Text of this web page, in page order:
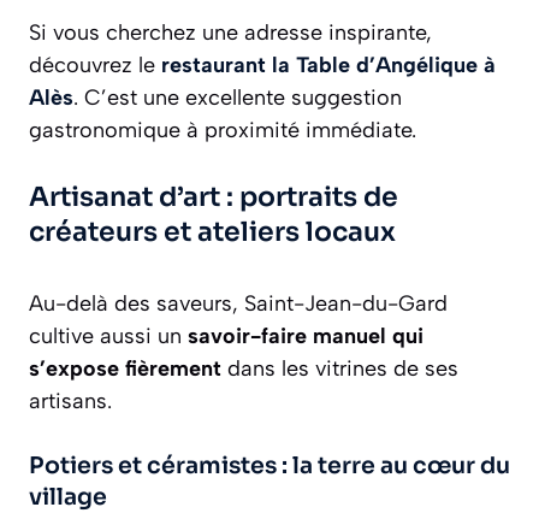
Si vous cherchez une adresse inspirante,
découvrez le restaurant la Table d’Angélique à
Alès. C’est une excellente suggestion
gastronomique à proximité immédiate.
Artisanat d’art : portraits de
créateurs et ateliers locaux
Au-delà des saveurs, Saint-Jean-du-Gard
cultive aussi un savoir-faire manuel qui
s’expose fièrement dans les vitrines de ses
artisans.
Potiers et céramistes : la terre au cœur du
village